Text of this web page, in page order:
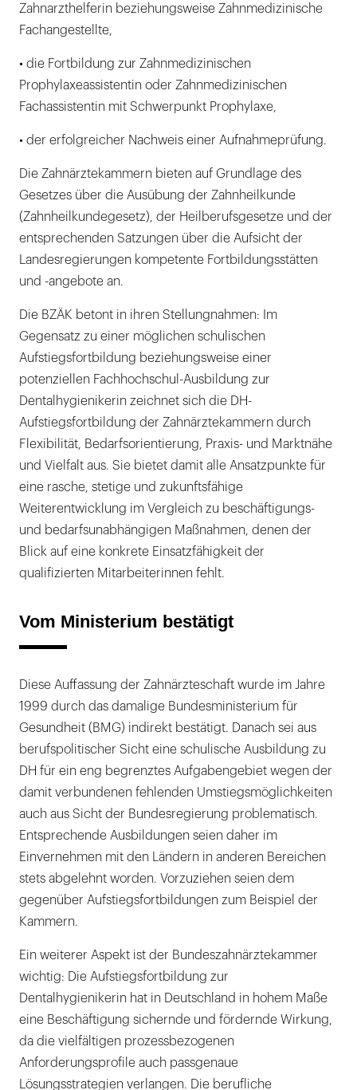
Zahnarzthelferin beziehungsweise Zahnmedizinische
Fachangestellte,
• die Fortbildung zur Zahnmedizinischen
Prophylaxeassistentin oder Zahnmedizinischen
Fachassistentin mit Schwerpunkt Prophylaxe,
• der erfolgreicher Nachweis einer Aufnahmeprüfung.
Die Zahnärztekammern bieten auf Grundlage des
Gesetzes über die Ausübung der Zahnheilkunde
(Zahnheilkundegesetz), der Heilberufsgesetze und der
entsprechenden Satzungen über die Aufsicht der
Landesregierungen kompetente Fortbildungsstätten
und -angebote an.
Die BZÄK betont in ihren Stellungnahmen: Im
Gegensatz zu einer möglichen schulischen
Aufstiegsfortbildung beziehungsweise einer
potenziellen Fachhochschul-Ausbildung zur
Dentalhygienikerin zeichnet sich die DH-
Aufstiegsfortbildung der Zahnärztekammern durch
Flexibilität, Bedarfsorientierung, Praxis- und Marktnähe
und Vielfalt aus. Sie bietet damit alle Ansatzpunkte für
eine rasche, stetige und zukunftsfähige
Weiterentwicklung im Vergleich zu beschäftigungs-
und bedarfsunabhängigen Maßnahmen, denen der
Blick auf eine konkrete Einsatzfähigkeit der
qualifizierten Mitarbeiterinnen fehlt.
Vom Ministerium bestätigt
Diese Auffassung der Zahnärzteschaft wurde im Jahre
1999 durch das damalige Bundesministerium für
Gesundheit (BMG) indirekt bestätigt. Danach sei aus
berufspolitischer Sicht eine schulische Ausbildung zu
DH für ein eng begrenztes Aufgabengebiet wegen der
damit verbundenen fehlenden Umstiegsmöglichkeiten
auch aus Sicht der Bundesregierung problematisch.
Entsprechende Ausbildungen seien daher im
Einvernehmen mit den Ländern in anderen Bereichen
stets abgelehnt worden. Vorzuziehen seien dem
gegenüber Aufstiegsfortbildungen zum Beispiel der
Kammern.
Ein weiterer Aspekt ist der Bundeszahnärztekammer
wichtig: Die Aufstiegsfortbildung zur
Dentalhygienikerin hat in Deutschland in hohem Maße
eine Beschäftigung sichernde und fördernde Wirkung,
da die vielfältigen prozessbezogenen
Anforderungsprofile auch passgenaue
Lösungsstrategien verlangen. Die berufliche